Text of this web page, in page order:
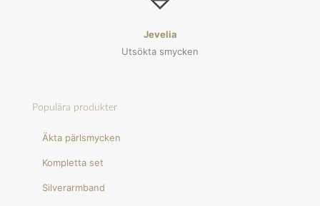
Jevelia
Utsökta smycken
Populära produkter
Äkta pärlsmycken
Kompletta set
Silverarmband